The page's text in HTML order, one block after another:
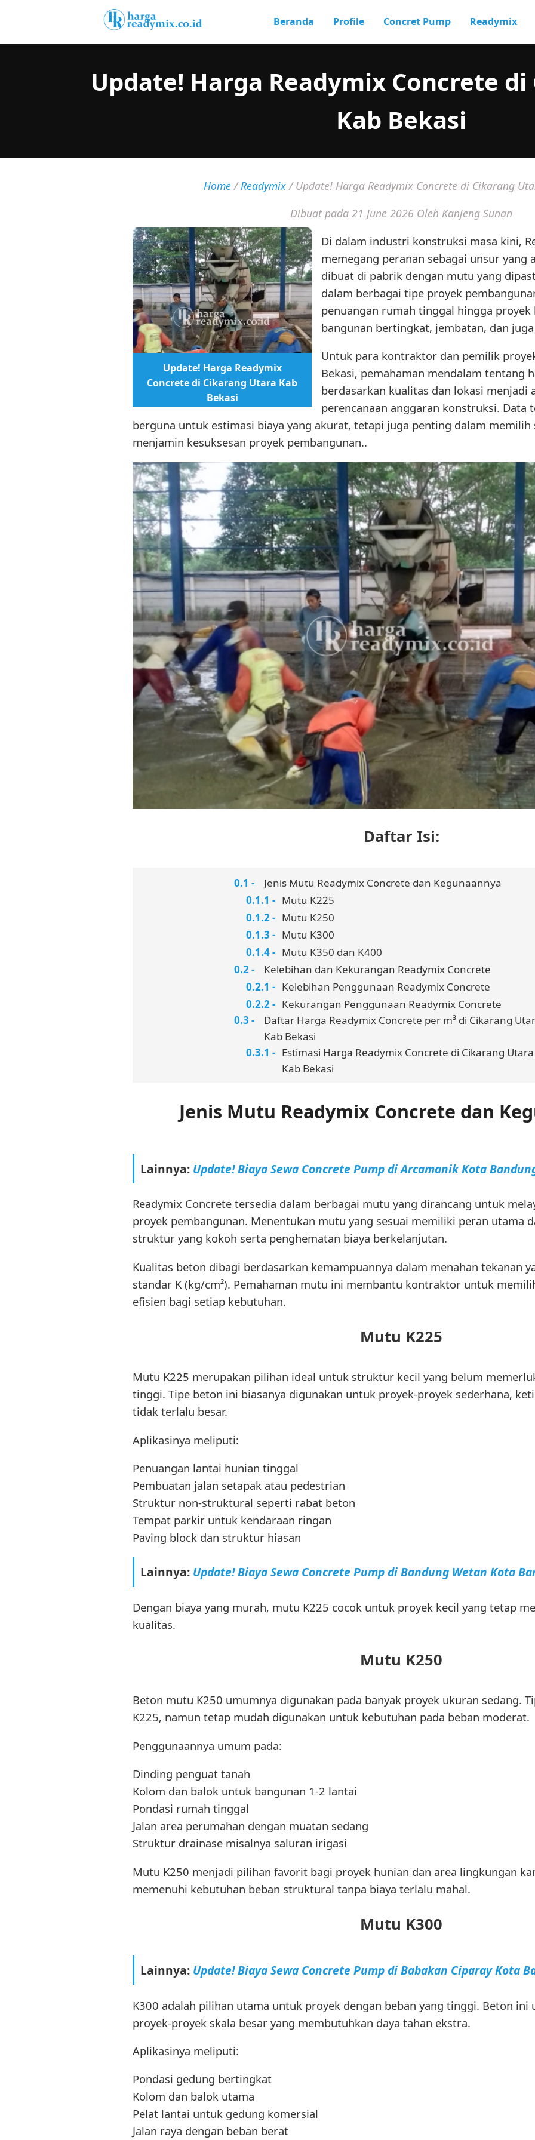
Beranda Profile Concret Pump Readymix
Update! Harga Readymix Concrete
Kab Bekasi
Home/Readymix/Update! Harga Readymix Concrete di Cikarang
Dibuat pada 21 June 2026 Oleh Kanjeng Sunan
Update! Harga Readymix
Concrete di Cikarang Utara Kab
Bekasi
Di dalam industri konstruksi masa kini,
memegang peranan sebagai unsur yang
dibuat di pabrik dengan mutu yang
dalam berbagai tipe proyek
penuangan rumah tinggal hingga
bangunan bertingkat, jembatan, dan
Untuk para kontraktor dan pemilik
Bekasi, pemahaman mendalam tentang
berdasarkan kualitas dan lokasi menjadi
perencanaan anggaran konstruksi. Data
berguna untuk estimasi biaya yang akurat, tetapi juga penting dalam
menjamin kesuksesan proyek pembangunan..
Daftar Isi:
Jenis Mutu Readymix Concrete dan Kegunaannya
Mutu K225
Mutu K250
Mutu K300
Mutu K350 dan K400
Kelebihan dan Kekurangan Readymix Concrete
Kelebihan Penggunaan Readymix Concrete
Kekurangan Penggunaan Readymix Concrete
Daftar Harga Readymix Concrete per m³ di Cikarang
Kab Bekasi
Estimasi Harga Readymix Concrete di Cikarang Utara
Kab Bekasi
Jenis Mutu Readymix Concrete dan
Lainnya: Update! Biaya Sewa Concrete Pump di Arcamanik Kota
Readymix Concrete tersedia dalam berbagai mutu yang dirancang untuk
proyek pembangunan. Menentukan mutu yang sesuai memiliki peran utama
struktur yang kokoh serta penghematan biaya berkelanjutan.
Kualitas beton dibagi berdasarkan kemampuannya dalam menahan tekanan
standar K (kg/cm²). Pemahaman mutu ini membantu kontraktor untuk
efisien bagi setiap kebutuhan.
Mutu K225
Mutu K225 merupakan pilihan ideal untuk struktur kecil yang belum
tinggi. Tipe beton ini biasanya digunakan untuk proyek-proyek sederhana,
tidak terlalu besar.
Aplikasinya meliputi:
Penuangan lantai hunian tinggal
Pembuatan jalan setapak atau pedestrian
Struktur non-struktural seperti rabat beton
Tempat parkir untuk kendaraan ringan
Paving block dan struktur hiasan
Lainnya: Update! Biaya Sewa Concrete Pump di Bandung Wetan Kota
Dengan biaya yang murah, mutu K225 cocok untuk proyek kecil yang tetap
kualitas.
Mutu K250
Beton mutu K250 umumnya digunakan pada banyak proyek ukuran sedang.
K225, namun tetap mudah digunakan untuk kebutuhan pada beban moderat.
Penggunaannya umum pada:
Dinding penguat tanah
Kolom dan balok untuk bangunan 1-2 lantai
Pondasi rumah tinggal
Jalan area perumahan dengan muatan sedang
Struktur drainase misalnya saluran irigasi
Mutu K250 menjadi pilihan favorit bagi proyek hunian dan area lingkungan
memenuhi kebutuhan beban struktural tanpa biaya terlalu mahal.
Mutu K300
Lainnya: Update! Biaya Sewa Concrete Pump di Babakan Ciparay Kota
K300 adalah pilihan utama untuk proyek dengan beban yang tinggi. Beton ini
proyek-proyek skala besar yang membutuhkan daya tahan ekstra.
Aplikasinya meliputi:
Pondasi gedung bertingkat
Kolom dan balok utama
Pelat lantai untuk gedung komersial
Jalan raya dengan beban berat